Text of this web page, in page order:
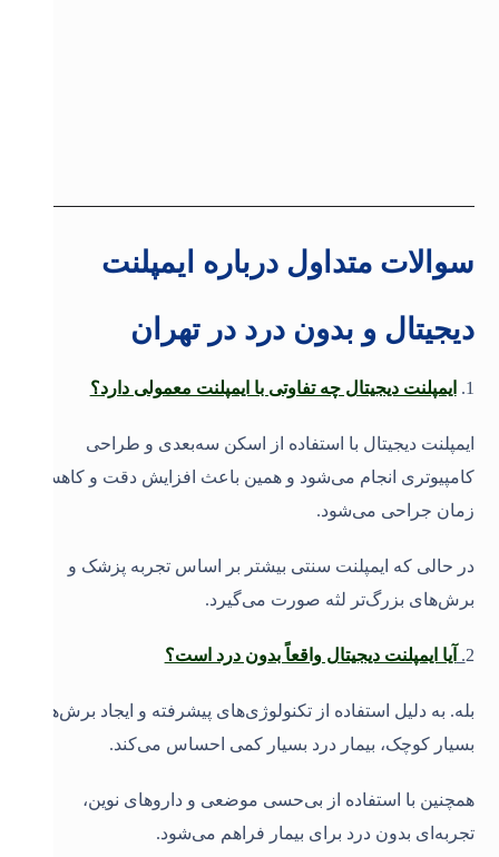
سوالات متداول درباره ایمپلنت
دیجیتال و بدون درد در تهران
1
. ایمپلنت دیجیتال چه تفاوتی با ایمپلنت معمولی دارد؟
ایمپلنت دیجیتال با استفاده از اسکن سه‌بعدی و طراحی
کامپیوتری انجام می‌شود و همین باعث افزایش دقت و کاهش
زمان جراحی می‌شود.
در حالی که ایمپلنت سنتی بیشتر بر اساس تجربه پزشک و
برش‌های بزرگ‌تر لثه صورت می‌گیرد.
2
. آیا ایمپلنت دیجیتال واقعاً بدون درد است؟
بله. به دلیل استفاده از تکنولوژی‌های پیشرفته و ایجاد برش‌های
بسیار کوچک، بیمار درد بسیار کمی احساس می‌کند.
همچنین با استفاده از بی‌حسی موضعی و داروهای نوین،
تجربه‌ای بدون درد برای بیمار فراهم می‌شود.